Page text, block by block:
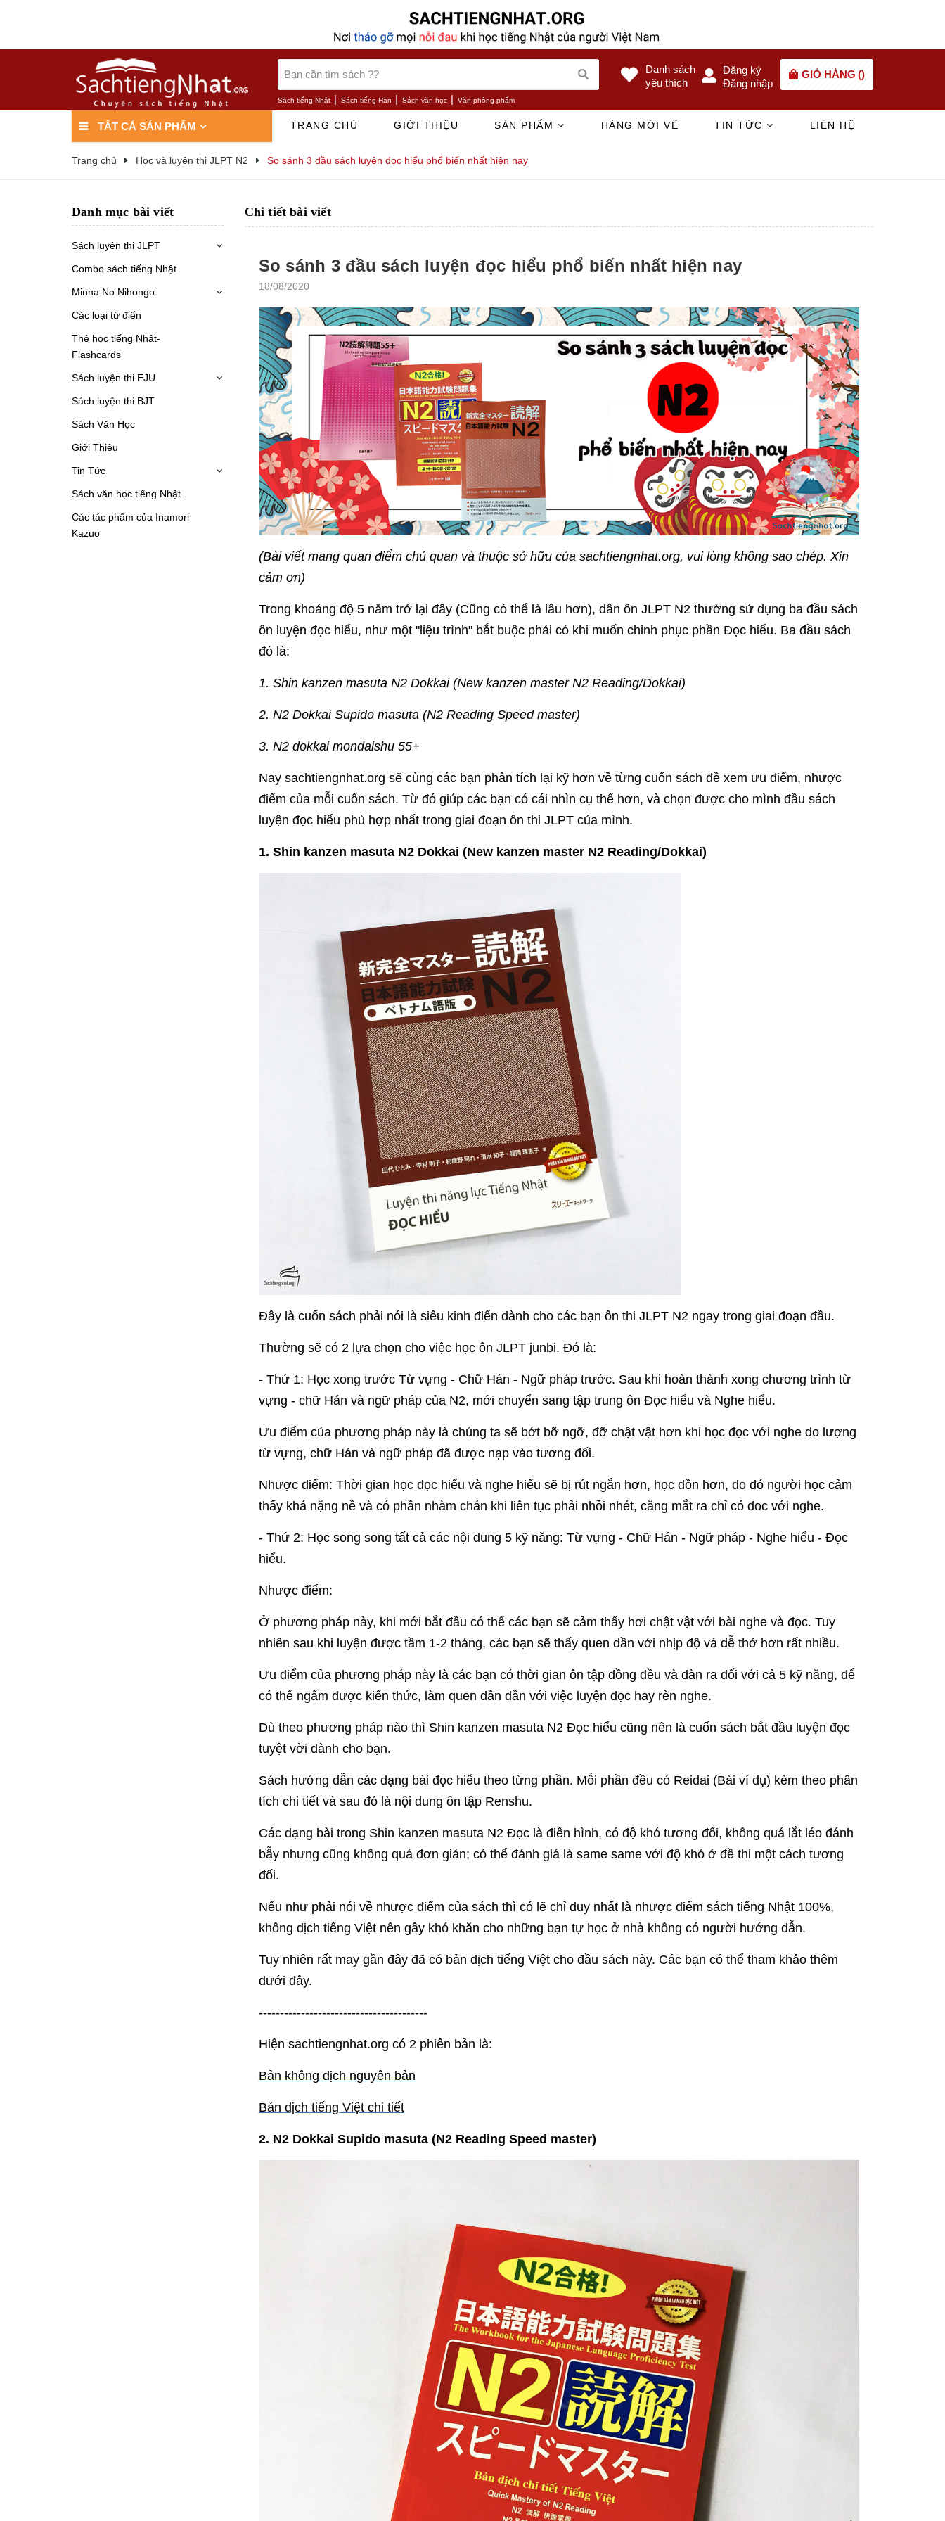
Sách tiếng Nhật | Sách tiếng Hàn | Sách văn học | Văn phòng phẩm
Danh sách
yêu thích
Đăng ký
Đăng nhập
GIỎ HÀNG ()
TẤT CẢ SẢN PHẨM TRANG CHỦ GIỚI THIỆU SẢN PHẨM HÀNG MỚI VỀ TIN TỨC LIÊN HỆ
Trang chủ Học và luyện thi JLPT N2 So sánh 3 đầu sách luyện đọc hiểu phổ biến nhất hiện nay
Chi tiết bài viết
So sánh 3 đầu sách luyện đọc hiểu phổ biến nhất hiện nay
18/08/2020
(Bài viết mang quan điểm chủ quan và thuộc sở hữu của sachtiengnhat.org, vui lòng không sao chép. Xin
cảm ơn)
Trong khoảng độ 5 năm trở lại đây (Cũng có thể là lâu hơn), dân ôn JLPT N2 thường sử dụng ba đầu sách
ôn luyện đọc hiểu, như một "liệu trình" bắt buộc phải có khi muốn chinh phục phần Đọc hiểu. Ba đầu sách
đó là:
1. Shin kanzen masuta N2 Dokkai (New kanzen master N2 Reading/Dokkai)
2. N2 Dokkai Supido masuta (N2 Reading Speed master)
3. N2 dokkai mondaishu 55+
Nay sachtiengnhat.org sẽ cùng các bạn phân tích lại kỹ hơn về từng cuốn sách đề xem ưu điểm, nhược
điểm của mỗi cuốn sách. Từ đó giúp các bạn có cái nhìn cụ thể hơn, và chọn được cho mình đầu sách
luyện đọc hiểu phù hợp nhất trong giai đoạn ôn thi JLPT của mình.
1. Shin kanzen masuta N2 Dokkai (New kanzen master N2 Reading/Dokkai)
Đây là cuốn sách phải nói là siêu kinh điển dành cho các bạn ôn thi JLPT N2 ngay trong giai đoạn đầu.
Thường sẽ có 2 lựa chọn cho việc học ôn JLPT junbi. Đó là:
- Thứ 1: Học xong trước Từ vựng - Chữ Hán - Ngữ pháp trước. Sau khi hoàn thành xong chương trình từ
vựng - chữ Hán và ngữ pháp của N2, mới chuyển sang tập trung ôn Đọc hiểu và Nghe hiểu.
Ưu điểm của phương pháp này là chúng ta sẽ bớt bỡ ngỡ, đỡ chật vật hơn khi học đọc với nghe do lượng
từ vựng, chữ Hán và ngữ pháp đã được nạp vào tương đối.
Nhược điểm: Thời gian học đọc hiểu và nghe hiểu sẽ bị rút ngắn hơn, học dồn hơn, do đó người học cảm
thấy khá nặng nề và có phần nhàm chán khi liên tục phải nhồi nhét, căng mắt ra chỉ có đoc với nghe.
- Thứ 2: Học song song tất cả các nội dung 5 kỹ năng: Từ vựng - Chữ Hán - Ngữ pháp - Nghe hiểu - Đọc
hiểu.
Nhược điểm:
Ở phương pháp này, khi mới bắt đầu có thể các bạn sẽ cảm thấy hơi chật vật với bài nghe và đọc. Tuy
nhiên sau khi luyện được tầm 1-2 tháng, các bạn sẽ thấy quen dần với nhịp độ và dễ thở hơn rất nhiều.
Ưu điểm của phương pháp này là các bạn có thời gian ôn tập đồng đều và dàn ra đối với cả 5 kỹ năng, để
có thể ngấm được kiến thức, làm quen dần dần với việc luyện đọc hay rèn nghe.
Dù theo phương pháp nào thì Shin kanzen masuta N2 Đọc hiểu cũng nên là cuốn sách bắt đầu luyện đọc
tuyệt vời dành cho bạn.
Sách hướng dẫn các dạng bài đọc hiểu theo từng phần. Mỗi phần đều có Reidai (Bài ví dụ) kèm theo phân
tích chi tiết và sau đó là nội dung ôn tập Renshu.
Các dạng bài trong Shin kanzen masuta N2 Đọc là điển hình, có độ khó tương đối, không quá lắt léo đánh
bẫy nhưng cũng không quá đơn giản; có thể đánh giá là same same với độ khó ở đề thi một cách tương
đối.
Nếu như phải nói về nhược điểm của sách thì có lẽ chỉ duy nhất là nhược điểm sách tiếng Nhật 100%,
không dịch tiếng Việt nên gây khó khăn cho những bạn tự học ở nhà không có người hướng dẫn.
Tuy nhiên rất may gần đây đã có bản dịch tiếng Việt cho đầu sách này. Các bạn có thể tham khảo thêm
dưới đây.
----------------------------------------
Hiện sachtiengnhat.org có 2 phiên bản là:
Bản không dịch nguyên bản
Bản dịch tiếng Việt chi tiết
2. N2 Dokkai Supido masuta (N2 Reading Speed master)
Danh mục bài viết
Sách luyện thi JLPT
Combo sách tiếng Nhật
Minna No Nihongo
Các loại từ điển
Thẻ học tiếng Nhật-
Flashcards
Sách luyện thi EJU
Sách luyện thi BJT
Sách Văn Học
Giới Thiệu
Tin Tức
Sách văn học tiếng Nhật
Các tác phẩm của Inamori
Kazuo